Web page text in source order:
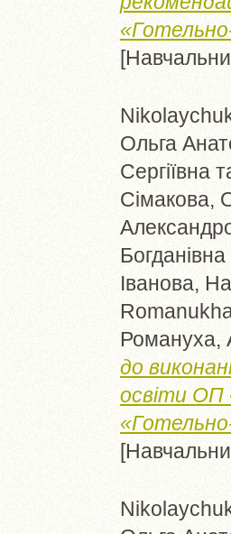
Ольга
Сергіївна
Сімакова,
Богданівна
Іванова,
Романуха,
до
освіти ОП